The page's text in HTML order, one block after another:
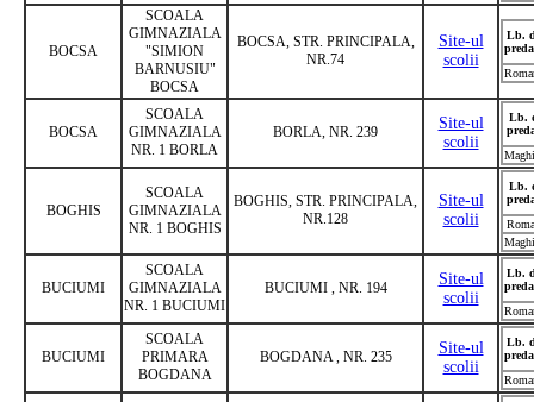
BOCSA
SCOALA
GIMNAZIALA
"SIMION
BARNUSIU"
BOCSA
BOCSA, STR. PRINCIPALA,
NR.74
Site-ul
scolii
Lb.
BOCSA
SCOALA
GIMNAZIALA
NR. 1 BORLA
BORLA, NR. 239
Site-ul
scolii
Lb.
BOGHIS
SCOALA
GIMNAZIALA
NR. 1 BOGHIS
BOGHIS, STR. PRINCIPALA,
NR.128
Site-ul
scolii
Lb.
BUCIUMI
SCOALA
GIMNAZIALA
NR. 1 BUCIUMI
BUCIUMI , NR. 194
Site-ul
scolii
Lb.
BUCIUMI
SCOALA
PRIMARA
BOGDANA
BOGDANA , NR. 235
Site-ul
scolii
Lb.